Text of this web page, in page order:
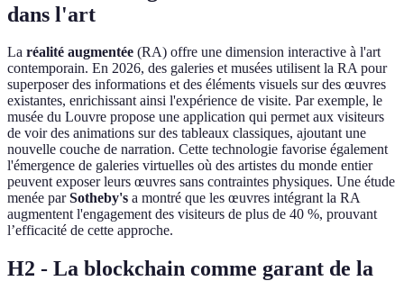
dans l'art
La réalité augmentée (RA) offre une dimension interactive à l'art
contemporain. En 2026, des galeries et musées utilisent la RA pour
superposer des informations et des éléments visuels sur des œuvres
existantes, enrichissant ainsi l'expérience de visite. Par exemple, le
musée du Louvre propose une application qui permet aux visiteurs
de voir des animations sur des tableaux classiques, ajoutant une
nouvelle couche de narration. Cette technologie favorise également
l'émergence de galeries virtuelles où des artistes du monde entier
peuvent exposer leurs œuvres sans contraintes physiques. Une étude
menée parSotheby's a montré que les œuvres intégrant la RA
augmentent l'engagement des visiteurs de plus de 40 %, prouvant
l’efficacité de cette approche.
H2 - La blockchain comme garant de la